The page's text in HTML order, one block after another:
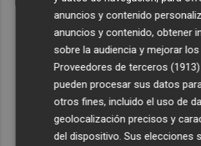
anuncios y contenido
anuncios y contenido, obtener
sobre la audiencia y mejorar los
Proveedores de terceros (1913)
pueden procesar sus datos
otros fines, incluido el uso de
geolocalización precisos y
del dispositivo. Sus elecciones